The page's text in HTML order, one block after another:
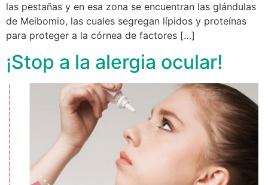
las pestañas y en esa zona se encuentran las glándulas
de Meibomio, las cuales segregan lípidos y proteínas
para proteger a la córnea de factores […]
¡Stop a la alergia ocular!